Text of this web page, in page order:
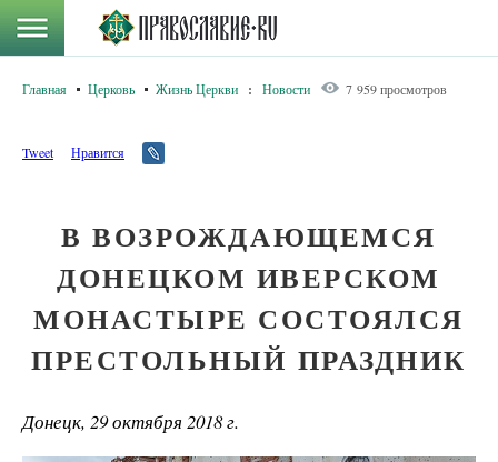
Главная Церковь Жизнь Церкви : Новости 7 959 просмотров
Tweet Нравится
В ВОЗРОЖДАЮЩЕМСЯ
ДОНЕЦКОМ ИВЕРСКОМ
МОНАСТЫРЕ СОСТОЯЛСЯ
ПРЕСТОЛЬНЫЙ ПРАЗДНИК
Донецк, 29 октября 2018 г.